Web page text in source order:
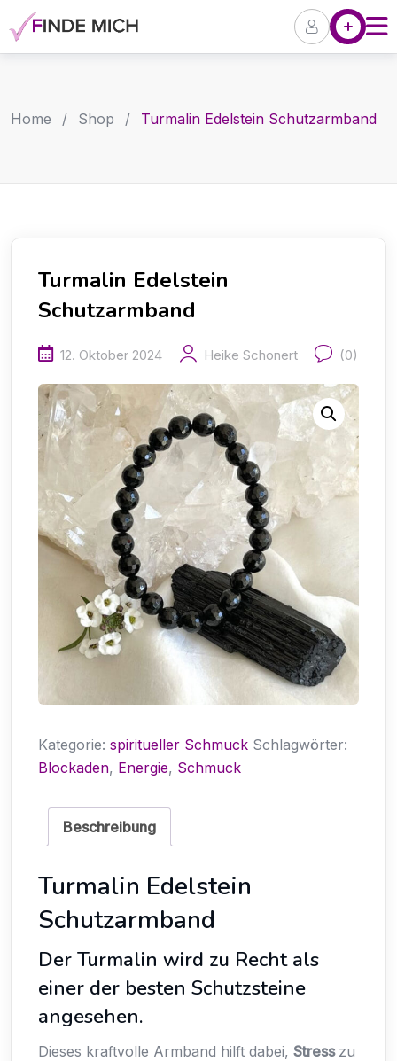
to
content
Angebote
Home / Shop / Turmalin Edelstein Schutzarmband
Turmalin Edelstein
Schutzarmband
12. Oktober 2024 Heike Schonert (0)
Kategorie: spiritueller Schmuck Schlagwörter:
Blockaden, Energie, Schmuck
Beschreibung
Turmalin Edelstein
Schutzarmband
Der Turmalin wird zu Recht als
einer der besten Schutzsteine
angesehen.
Dieses kraftvolle Armband hilft dabei, Stress zu